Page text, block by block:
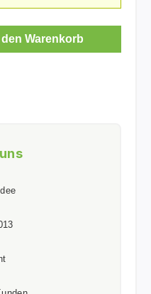
den gewünschten
den Warenkorb